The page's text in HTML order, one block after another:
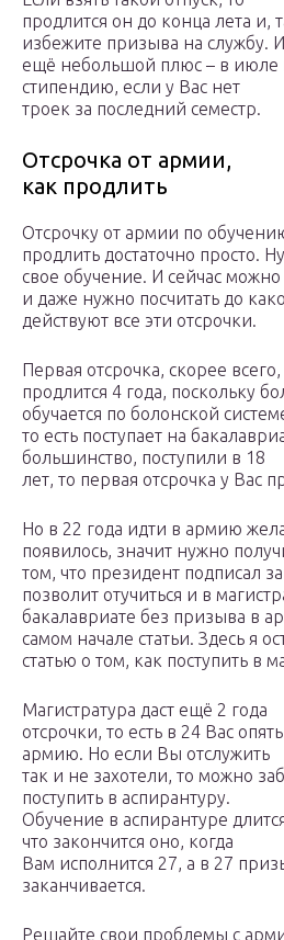
продлится он до конца лета и,
избежите призыва на службу. И
ещё небольшой плюс – в июле
стипендию, если у Вас нет
троек за последний семестр.
Отсрочка от армии,
как продлить
Отсрочку от армии по
продлить достаточно просто.
свое обучение. И сейчас можно
и даже нужно посчитать до
действуют все эти отсрочки.
Первая отсрочка, скорее всего,
продлится 4 года, поскольку
обучается по болонской
то есть поступает на
большинство, поступили в 18
лет, то первая отсрочка у Вас
Но в 22 года идти в армию
появилось, значит нужно
том, что президент подписал
позволит отучиться и в
бакалавриате без призыва в
самом начале статьи. Здесь я
статью о том, как поступить в
Магистратура даст ещё 2 года
отсрочки, то есть в 24 Вас
армию. Но если Вы отслужить
так и не захотели, то можно
поступить в аспирантуру.
Обучение в аспирантуре
что закончится оно, когда
Вам исполнится 27, а в 27
заканчивается.
Решайте свои проблемы с